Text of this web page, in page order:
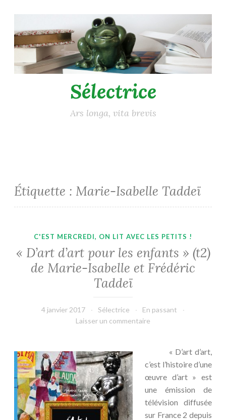
au
contenu
principal
Sélectrice
Ars longa, vita brevis
Étiquette : Marie-Isabelle Taddeï
C'EST MERCREDI, ON LIT AVEC LES PETITS !
« D’art d’art pour les enfants » (t2)
de Marie-Isabelle et Frédéric
Taddeï
4 janvier 2017 Sélectrice
En passant
Laisser un commentaire
« D’art d’art,
c’est l’histoire d’une
œuvre d’art » est
une émission de
télévision diffusée
sur France 2 depuis